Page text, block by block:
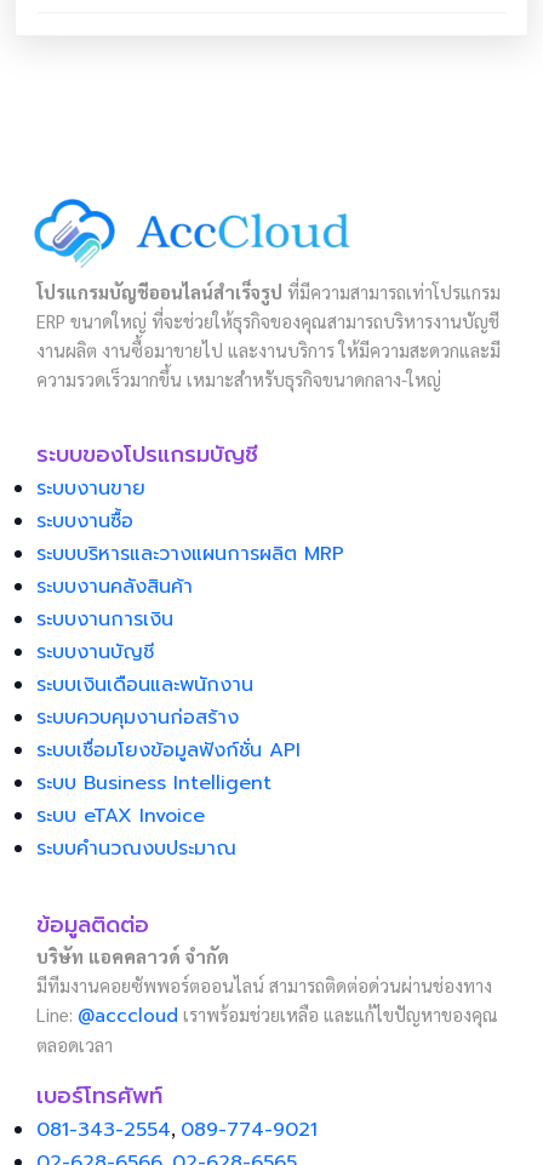
โปรแกรมบัญชีออนไลน์สำเร็จรูป ที่มีความสามารถเท่าโปรแกรม
ERP ขนาดใหญ่ ที่จะช่วยให้ธุรกิจของคุณสามารถบริหารงานบัญชี
งานผลิต งานซื้อมาขายไป และงานบริการ ให้มีความสะดวกและมี
ความรวดเร็วมากขึ้น เหมาะสำหรับธุรกิจขนาดกลาง-ใหญ่
ระบบของโปรแกรมบัญชี
ระบบงานขาย
ระบบงานซื้อ
ระบบบริหารและวางแผนการผลิต MRP
ระบบงานคลังสินค้า
ระบบงานการเงิน
ระบบงานบัญชี
ระบบเงินเดือนและพนักงาน
ระบบควบคุมงานก่อสร้าง
ระบบเชื่อมโยงข้อมูลฟังก์ชั่น API
ระบบ Business Intelligent
ระบบ eTAX Invoice
ระบบคำนวณงบประมาณ
ข้อมูลติดต่อ
บริษัท แอคคลาวด์ จำกัด
มีทีมงานคอยซัพพอร์ตออนไลน์ สามารถติดต่อด่วนผ่านช่องทาง
Line: @acccloud เราพร้อมช่วยเหลือ และแก้ไขปัญหาของคุณ
ตลอดเวลา
เบอร์โทรศัพท์
081-343-2554, 089-774-9021